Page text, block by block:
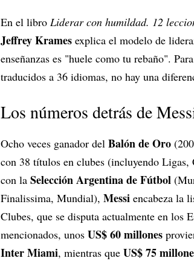
En el libro Liderar con humildad. 12
Jeffrey Krames explica el modelo de
enseñanzas es "huele como tu rebaño".
traducidos a 36 idiomas, no hay una
Los números detrás de
Ocho veces ganador del Balón de Oro
con 38 títulos en clubes (incluyendo Ligas,
con la Selección Argentina de Fútbol
Finalissima, Mundial), Messi encabeza la
Clubes, que se disputa actualmente en los
mencionados, unos US$ 60 millones
Inter Miami, mientras que US$ 75